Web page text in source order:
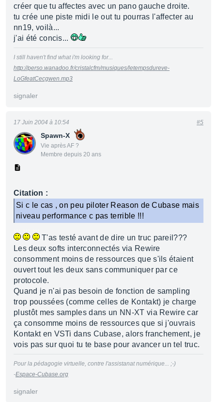
créer que tu affectes avec un pano gauche droite.
tu crée une piste midi le out tu pourras l'affecter au
nn19, voilà...
j'ai été concis...
I still haven't find what i'm looking for...
http://perso.wanadoo.fr/cristalcfm/musiques/letempsdureve-
LoGfeatCecgwen.mp3
signaler
Spawn-X
Vie après AF ?
Membre depuis 20 ans
17 Juin 2004 à 10:54 #5
Citation :
Si c le cas , on peu piloter Reason de Cubase mais
niveau performance c pas terrible !!!
T'as testé avant de dire un truc pareil???
Les deux softs interconnectés via Rewire
consomment moins de ressources que s'ils étaient
ouvert tout les deux sans communiquer par ce
protocole.
Quand je n'ai pas besoin de fonction de sampling
trop poussées (comme celles de Kontakt) je charge
plustôt mes samples dans un NN-XT via Rewire car
ça consomme moins de ressources que si j'ouvrais
Kontakt en VSTi dans Cubase, alors franchement, je
vois pas sur quoi tu te base pour avancer un tel truc.
Pour la pédagogie virtuelle, contre l'assistanat numérique... ;-)
-Espace-Cubase.org
signaler